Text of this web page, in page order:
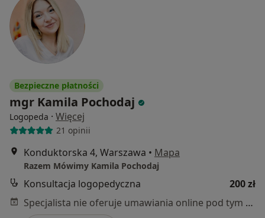
Bezpieczne płatności
mgr Kamila Pochodaj
Logopeda · Więcej
21 opinii
Konduktorska 4, Warszawa • Mapa
Razem Mówimy Kamila Pochodaj
Konsultacja logopedyczna
200 zł
Specjalista nie oferuje umawiania online pod tym adresem.